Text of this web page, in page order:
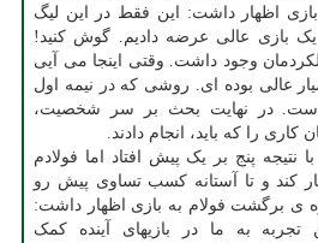
بازی اظهار داشت: این فقط در این لیگ
یک بازی عالی عرضه دادیم. گوش کنید!
وجود داشت. وقتی اینجا می آیی
عالی بوده ای. روشی که در نیمه اول
است. در نهایت بحث بر سر شخصیت،
کاری را که باید، انجام دادند.
نتیجه پنج بر یک پیش افتاد اما فولادم
کند و تا آستانه کسب تساوی پیش رو
ی برگشت فولام به بازی اظهار داشت:
تجربه به ما در بازیهای آینده کمک